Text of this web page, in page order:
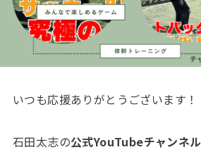
いつも応援ありがとうございます！
石田太志の公式YouTubeチャンネル